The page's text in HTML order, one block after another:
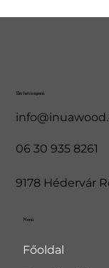
Elérhetőségeink
06 30 935 8261
9178 Hédervár
Menü
Főoldal